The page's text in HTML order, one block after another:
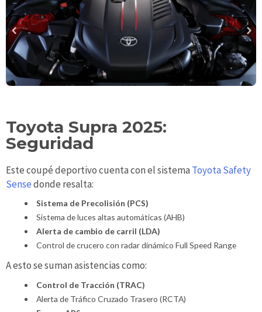
Toyota Supra 2025:
Seguridad
Este coupé deportivo cuenta con el sistema Toyota Safety
Sensedonde resalta:
Sistema de Precolisión (PCS)
Sistema de luces altas automáticas (AHB)
Alerta de cambio de carril (LDA)
Control de crucero con radar dinámico Full Speed Range
A esto se suman asistencias como:
Control de Tracción (TRAC)
Alerta de Tráfico Cruzado Trasero (RCTA)